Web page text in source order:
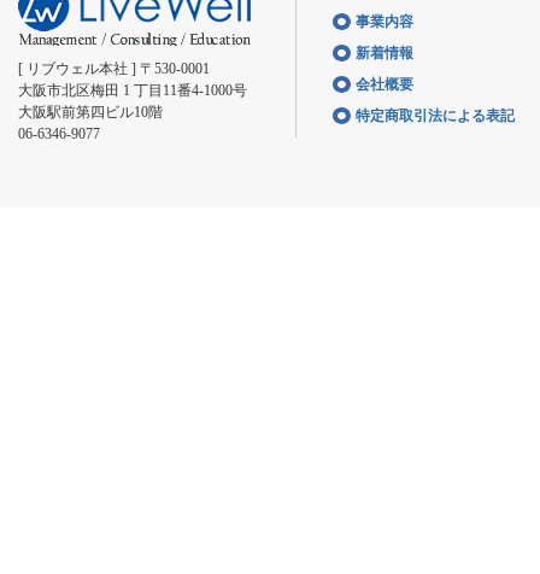
[ リブウェル本社 ] 〒530-0001
大阪市北区梅田 1 丁目11番4-1000号
大阪駅前第四ビル10階
06-6346-9077
事業内容
新着情報
会社概要
特定商取引法による表記